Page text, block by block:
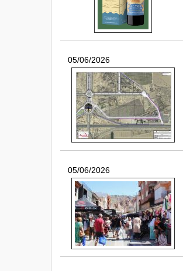
05/06/2026
05/06/2026